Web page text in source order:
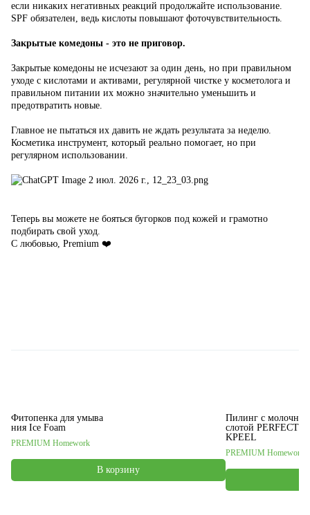
если никаких негативных реакций продолжайте использование.
SPF обязателен, ведь кислоты повышают фоточувствительность.
Закрытые комедоны - это не приговор.
Закрытые комедоны не исчезают за один день, но при правильном
уходе с кислотами и активами, регулярной чистке у косметолога и
правильном питании их можно значительно уменьшить и
предотвратить новые.
Главное не пытаться их давить не ждать результата за неделю.
Косметика инструмент, который реально помогает, но при
регулярном использовании.
Теперь вы можете не бояться бугорков под кожей и грамотно
подбирать свой уход.
С любовью, Premium ❤️
Фитопенка для умыва
ния Ice Foam
PREMIUM Homework
В корзину
Пилинг с
слотой PERFECT
KPEEL
PREMIUM Homework